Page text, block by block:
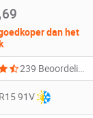
69
dan het
91V